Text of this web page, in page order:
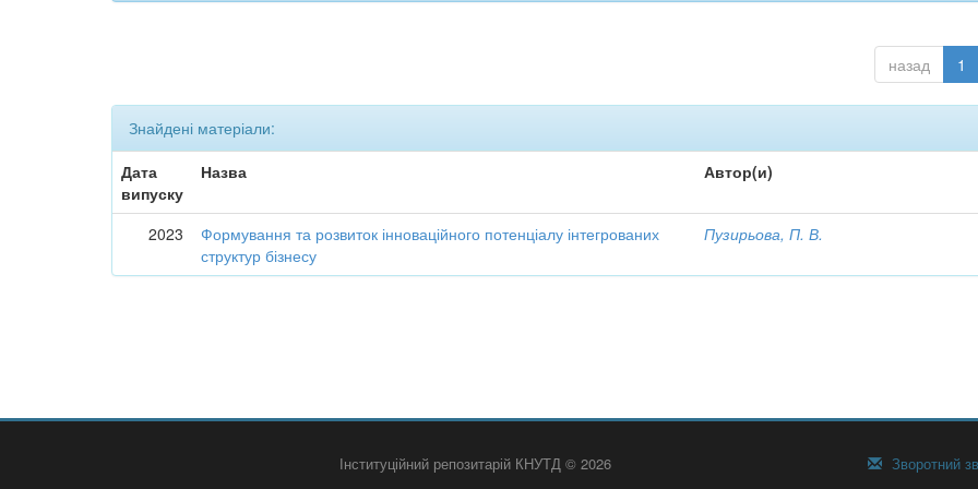
назад 1
Знайдені матеріали:
Дата
випуску
Назва Автор(и)
2023
Формування та розвиток інноваційного потенціалу інтегрованих
структур бізнесу
Пузирьова, П. В.
Інституційний репозитарій КНУТД © 2026 Зворотний